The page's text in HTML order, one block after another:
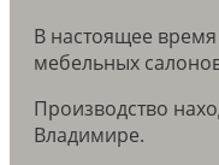
В настоящее
мебельных
Производство
Владимире.